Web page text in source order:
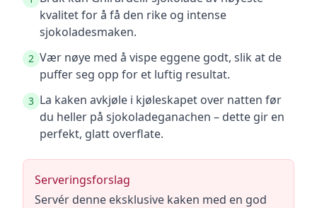
kvalitet for å få den rike og intense
sjokoladesmaken.
2 Vær nøye med å vispe eggene godt, slik at de
puffer seg opp for et luftig resultat.
3 La kaken avkjøle i kjøleskapet over natten før
du heller på sjokoladeganachen – dette gir en
perfekt, glatt overflate.
Serveringsforslag
Servér denne eksklusive kaken med en god